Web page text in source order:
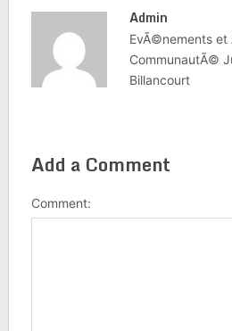
Admin
EvÃ©nements
CommunautÃ©
Billancourt
Add a Comment
Comment: